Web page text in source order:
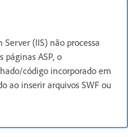
(IIS) não processa
páginas ASP, o
código incorporado em
ao inserir arquivos SWF ou